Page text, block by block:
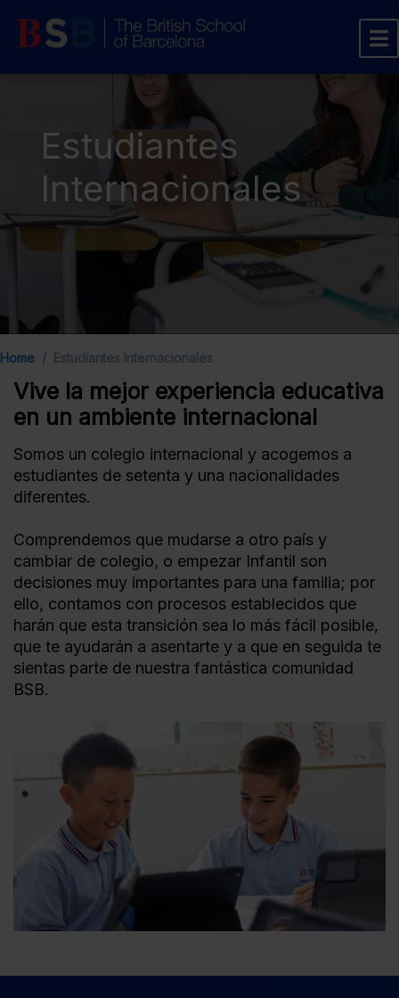
Estudiantes
Internacionales
Home Estudiantes Internacionales
Vive la mejor experiencia educativa
en un ambiente internacional
Somos un colegio internacional y acogemos a
estudiantes de setenta y una nacionalidades
diferentes.
Comprendemos que mudarse a otro país y
cambiar de colegio, o empezar Infantil son
decisiones muy importantes para una familia; por
ello, contamos con procesos establecidos que
harán que esta transición sea lo más fácil posible,
que te ayudarán a asentarte y a que en seguida te
sientas parte de nuestra fantástica comunidad
BSB.